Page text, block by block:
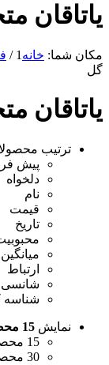
یاتاقان
مکان شما: خانه 1
/
گل
یاتاقان
ترتیب
پیش
دلخواه
نام
قیمت
تاریخ
میانگین
ارتباط
شانسی
شناسه
نمایش 15 محصول در هر صفحه
15 محصول در هر صفحه
30 محصول در هر صفحه